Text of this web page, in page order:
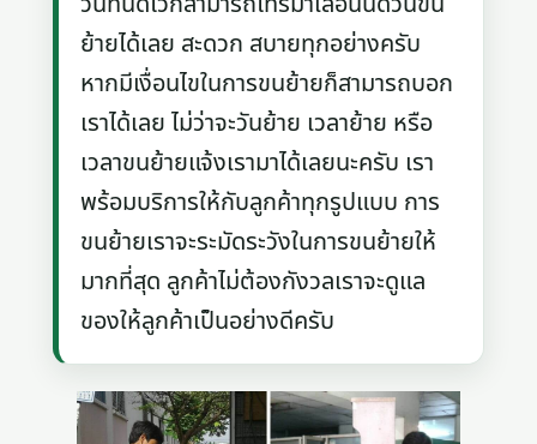
ย้ายได้เลย สะดวก สบายทุกอย่างครับ
หากมีเงื่อนไขในการขนย้ายก็สามารถบอก
เราได้เลย ไม่ว่าจะวันย้าย เวลาย้าย หรือ
เวลาขนย้ายแจ้งเรามาได้เลยนะครับ เรา
พร้อมบริการให้กับลูกค้าทุกรูปแบบ การ
ขนย้ายเราจะระมัดระวังในการขนย้ายให้
มากที่สุด ลูกค้าไม่ต้องกังวลเราจะดูแล
ของให้ลูกค้าเป็นอย่างดีครับ